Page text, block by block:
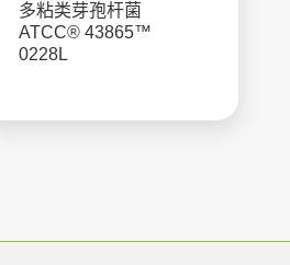
多粘类芽孢杆菌
ATCC® 43865™
0228L